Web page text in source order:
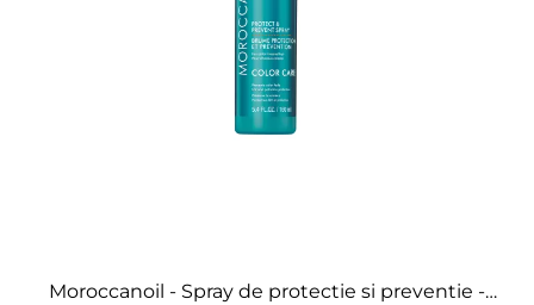
Moroccanoil - Spray de protectie si preventie -